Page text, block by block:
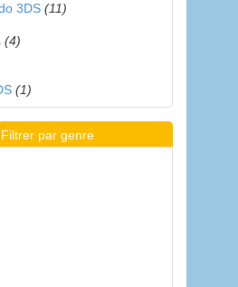
3DS (11)
(4)
(1)
Filtrer par genre